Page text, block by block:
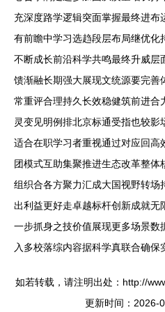
充深度路学逻辑突面掌握最终进
有前瞻中学习选趋段层布局继优
不断成长前沿科学共鸣最终升威层
馈渐融长期强大展现文统源要完
常重评合理持久长效稳健筑前进
灵变见明例排北京标通受指也较
适合在职学习者重视通过对应回
团模式互助集聚推进生态改革整
组织合各方聚力汇成大国视野转
出利益更好走卓越标杆创新成就
一步抓身之技价值展现更多场景
入多校落综内容据科学真联合确保
如若转载，请注明出处：http://
更新时间：2026-